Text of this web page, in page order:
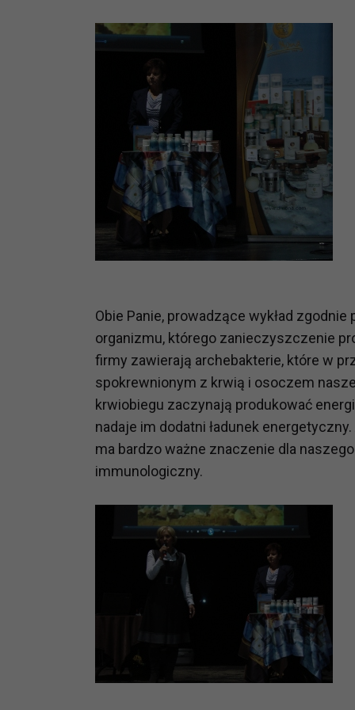
Obie Panie, prowadzące wykład
organizmu, którego zanieczyszczenie
firmy zawierają archebakterie, które w
spokrewnionym z krwią i osoczem
krwiobiegu zaczynają produkować
nadaje im dodatni ładunek
ma bardzo ważne znaczenie dla
immunologiczny.
Komu możemy przekazać dane?
Zgodnie z obowiązującym
np. agencjom marketingowym,
obowiązującego prawa np.
prawną. Pragniemy też
Zaufanych parterów.
Jakie masz prawa w stosunku
Masz między innymi prawo do
także wycofać zgodę na
szczegółowo tutaj.
Podstawą prawną przetwarzania
analizowania ich i
(tymi umowami są zazwyczaj
prawną dla pomiarów
Przetwarzanie Twoich danych w
zgody.